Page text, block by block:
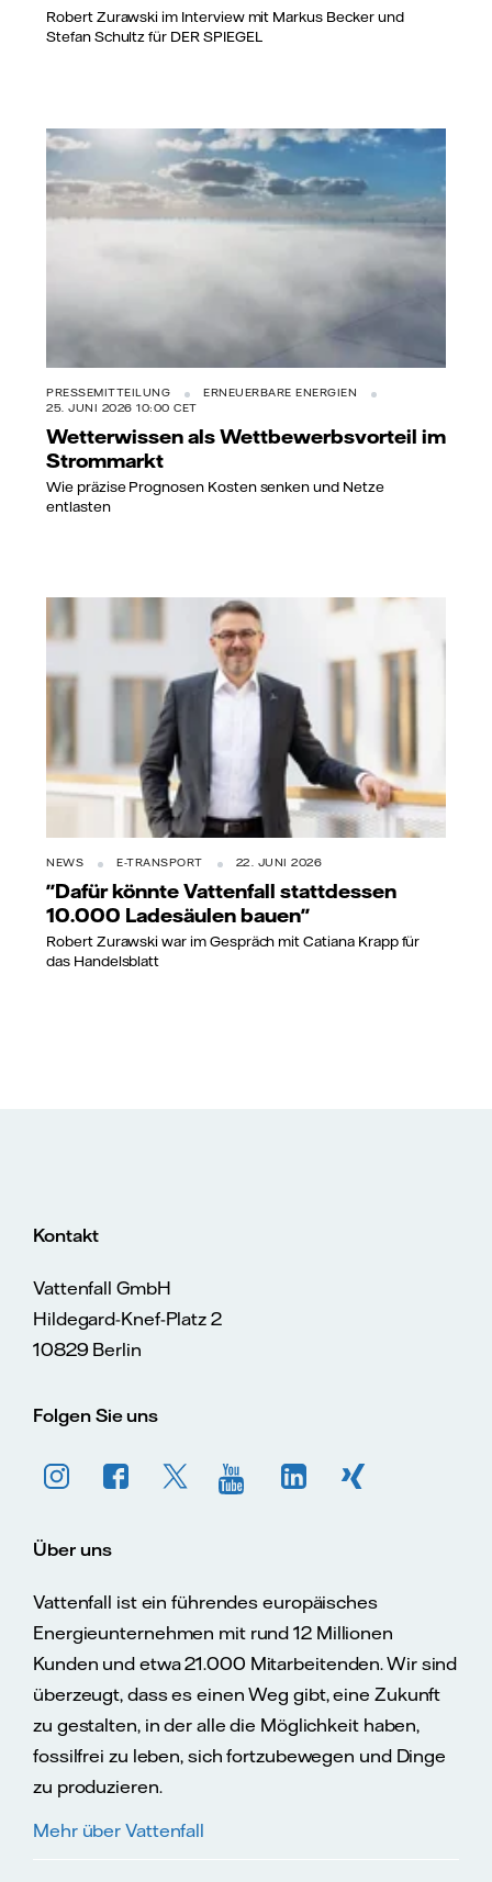
Robert Zurawski im Interview mit Markus Becker und
Stefan Schultz für DER SPIEGEL
PRESSEMITTEILUNG
ERNEUERBARE ENERGIEN
25. JUNI 2026 10:00 CET
Wetterwissen als Wettbewerbsvorteil im
Strommarkt
Wie präzise Prognosen Kosten senken und Netze
entlasten
NEWS E-TRANSPORT 22. JUNI 2026
"Dafür könnte Vattenfall stattdessen
10.000 Ladesäulen bauen"
Robert Zurawski war im Gespräch mit Catiana Krapp für
das Handelsblatt
Kontakt
Vattenfall GmbH
Hildegard-Knef-Platz 2
10829 Berlin
Folgen Sie uns
Über uns
Vattenfall ist ein führendes europäisches
Energieunternehmen mit rund 12 Millionen
Kunden und etwa 21.000 Mitarbeitenden. Wir sind
überzeugt, dass es einen Weg gibt, eine Zukunft
zu gestalten, in der alle die Möglichkeit haben,
fossilfrei zu leben, sich fortzubewegen und Dinge
zu produzieren.
Mehr über Vattenfall